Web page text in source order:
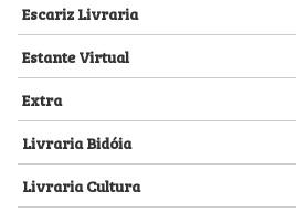
Escariz Livraria
Estante Virtual
Extra
Livraria Bidóia
Livraria Cultura